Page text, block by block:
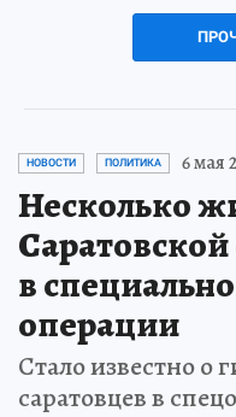
НОВОСТИ ПОЛИТИКА 6 мая
Несколько
в
операции
Стало известно о
саратовцев в